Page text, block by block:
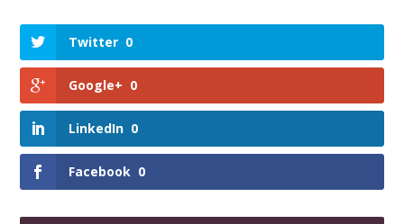
Twitter 0
Google+ 0
LinkedIn 0
Facebook 0